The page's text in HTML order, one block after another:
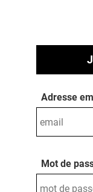
Adresse
Mot de